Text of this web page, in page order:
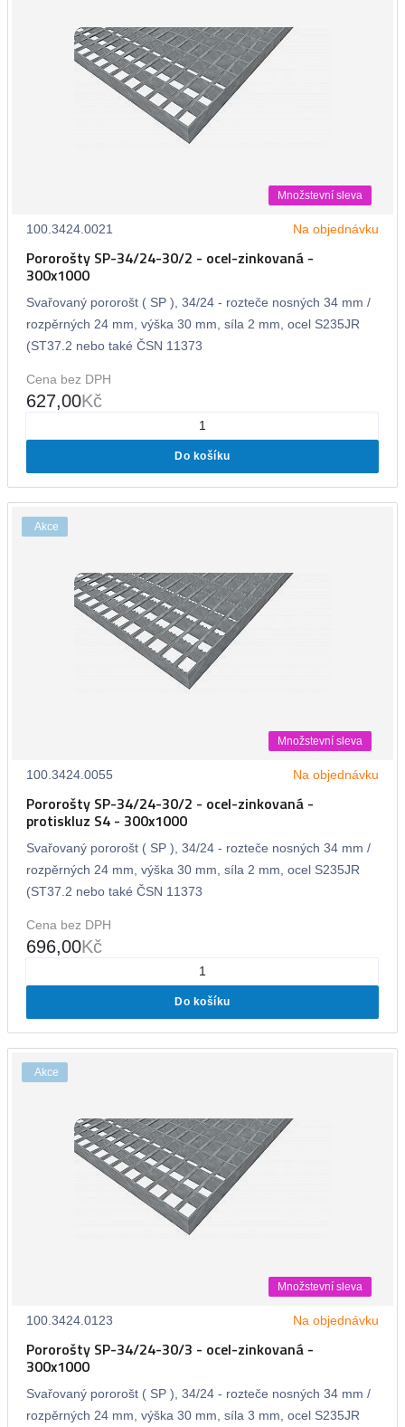
Množstevní sleva
100.3424.0021 Na objednávku
Pororošty SP-34/24-30/2 - ocel-zinkovaná -
300x1000
Svařovaný pororošt ( SP ), 34/24 - rozteče nosných 34 mm /
rozpěrných 24 mm, výška 30 mm, síla 2 mm, ocel S235JR
(ST37.2 nebo také ČSN 11373
Cena bez DPH
627,00Kč
Do košíku
Akce
Množstevní sleva
100.3424.0055 Na objednávku
Pororošty SP-34/24-30/2 - ocel-zinkovaná -
protiskluz S4 - 300x1000
Svařovaný pororošt ( SP ), 34/24 - rozteče nosných 34 mm /
rozpěrných 24 mm, výška 30 mm, síla 2 mm, ocel S235JR
(ST37.2 nebo také ČSN 11373
Cena bez DPH
696,00Kč
Do košíku
Akce
Množstevní sleva
100.3424.0123 Na objednávku
Pororošty SP-34/24-30/3 - ocel-zinkovaná -
300x1000
Svařovaný pororošt ( SP ), 34/24 - rozteče nosných 34 mm /
rozpěrných 24 mm, výška 30 mm, síla 3 mm, ocel S235JR